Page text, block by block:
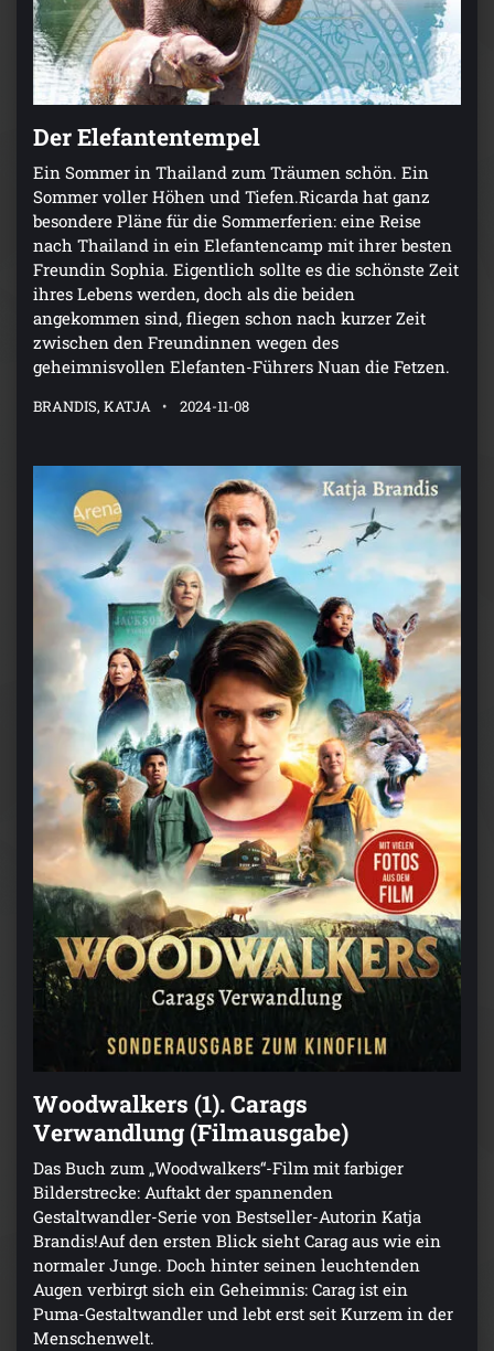
Der Elefantentempel
Ein Sommer in Thailand zum Träumen schön. Ein
Sommer voller Höhen und Tiefen.Ricarda hat ganz
besondere Pläne für die Sommerferien: eine Reise
nach Thailand in ein Elefantencamp mit ihrer besten
Freundin Sophia. Eigentlich sollte es die schönste Zeit
ihres Lebens werden, doch als die beiden
angekommen sind, fliegen schon nach kurzer Zeit
zwischen den Freundinnen wegen des
geheimnisvollen Elefanten-Führers Nuan die Fetzen.
BRANDIS, KATJA 2024-11-08
Woodwalkers (1). Carags
Verwandlung (Filmausgabe)
Das Buch zum „Woodwalkers“-Film mit farbiger
Bilderstrecke: Auftakt der spannenden
Gestaltwandler-Serie von Bestseller-Autorin Katja
Brandis!Auf den ersten Blick sieht Carag aus wie ein
normaler Junge. Doch hinter seinen leuchtenden
Augen verbirgt sich ein Geheimnis: Carag ist ein
Puma-Gestaltwandler und lebt erst seit Kurzem in der
Menschenwelt.